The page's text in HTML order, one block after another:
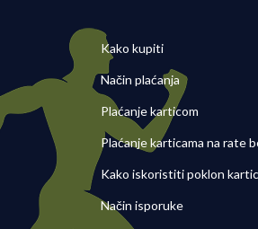
Kako kupiti
Način plaćanja
Plaćanje karticom
Plaćanje karticama na rate
Kako iskoristiti poklon
Način isporuke